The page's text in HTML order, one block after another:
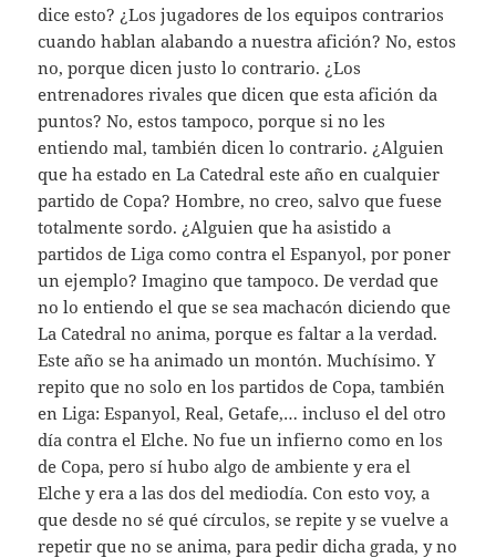
dice esto? ¿Los jugadores de los equipos contrarios
cuando hablan alabando a nuestra afición? No, estos
no, porque dicen justo lo contrario. ¿Los
entrenadores rivales que dicen que esta afición da
puntos? No, estos tampoco, porque si no les
entiendo mal, también dicen lo contrario. ¿Alguien
que ha estado en La Catedral este año en cualquier
partido de Copa? Hombre, no creo, salvo que fuese
totalmente sordo. ¿Alguien que ha asistido a
partidos de Liga como contra el Espanyol, por poner
un ejemplo? Imagino que tampoco. De verdad que
no lo entiendo el que se sea machacón diciendo que
La Catedral no anima, porque es faltar a la verdad.
Este año se ha animado un montón. Muchísimo. Y
repito que no solo en los partidos de Copa, también
en Liga: Espanyol, Real, Getafe,… incluso el del otro
día contra el Elche. No fue un infierno como en los
de Copa, pero sí hubo algo de ambiente y era el
Elche y era a las dos del mediodía. Con esto voy, a
que desde no sé qué círculos, se repite y se vuelve a
repetir que no se anima, para pedir dicha grada, y no